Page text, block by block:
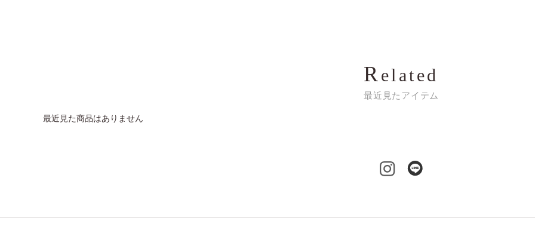
R elated
最近見たアイテム
最近見た商品はありません